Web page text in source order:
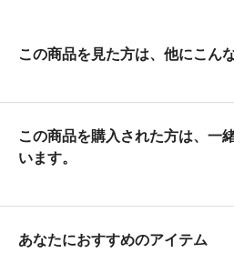
この商品を見た方は、他にこん
この商品を購入された方は、一
います。
あなたにおすすめのアイテム